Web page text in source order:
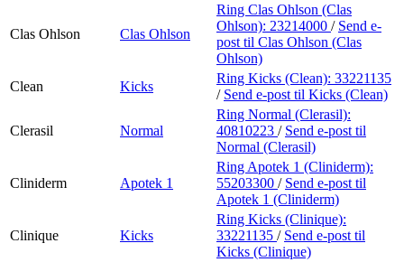
Clas Ohlson Clas Ohlson
Ring Clas Ohlson (Clas
Ohlson): 23214000 / Send e-
post til Clas Ohlson (Clas
Ohlson)
Clean
Kicks
Ring Kicks (Clean): 33221135
/ Send e-post til Kicks (Clean)
Clerasil Normal
Ring Normal (Clerasil):
40810223 / Send e-post til
Normal (Clerasil)
Cliniderm Apotek 1
Ring Apotek 1 (Cliniderm):
55203300 / Send e-post til
Apotek 1 (Cliniderm)
Clinique Kicks
Ring Kicks (Clinique):
33221135 / Send e-post til
Kicks (Clinique)